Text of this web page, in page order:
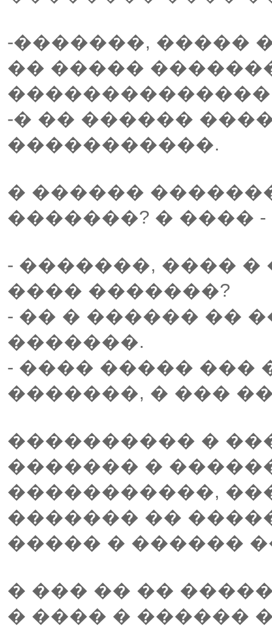
-�������, �����
�� �����
-� �� ������
�����������.
� ������
�������? � ����
- �������, ����
���� �������?
- �� � ������ ��
�������.
- ���� ����� ���
�������, � ���
���������� �
������� �
�����������,
������� ��
����� � ������
� ��� �� ��
� ���� � ������